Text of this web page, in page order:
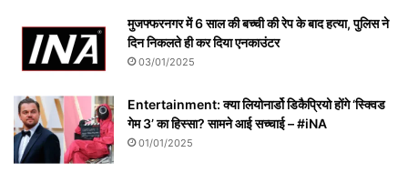
मुजफ्फरनगर में 6 साल की बच्ची की रेप के बाद हत्या, पुलिस ने
दिन निकलते ही कर दिया एनकाउंटर
03/01/2025
Entertainment: क्या लियोनार्डो डिकैप्रियो होंगे ‘स्क्विड
गेम 3’ का हिस्सा? सामने आई सच्चाई – #iNA
01/01/2025